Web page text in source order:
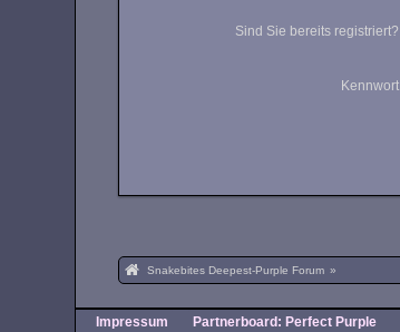
Sind Sie bereits registriert?
Kennwort
Snakebites Deepest-Purple Forum »
Impressum Partnerboard: Perfect Purple